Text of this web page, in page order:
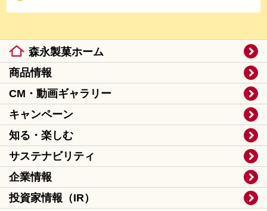
森永製菓ホーム
商品情報
CM・動画ギャラリー
キャンペーン
知る・楽しむ
サステナビリティ
企業情報
投資家情報（IR）